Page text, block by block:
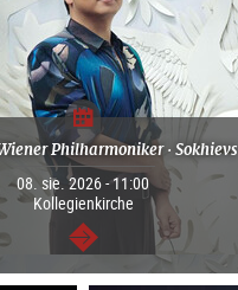
Philharmoniker · Sokhievs
08. sie. 2026 - 11:00
Kollegienkirche
dalej